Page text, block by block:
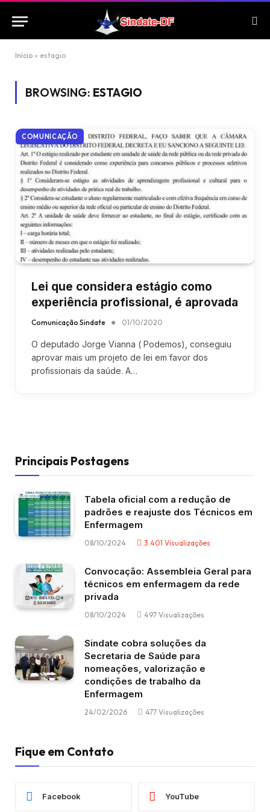
Início » estagio
BROWSING: ESTAGIO
COMUNICAÇÃO
Lei que considera estágio como
experiência profissional, é aprovada
Comunicação Sindate 01/10/2020
O deputado Jorge Vianna ( Podemos), conseguiu
aprovar mais um projeto de lei em favor dos
profissionais da saúde. A…
Principais Postagens
Tabela oficial com a redução de
padrões e reajuste dos Técnicos em
Enfermagem
08/10/2024 3.401 Visualizações
Convocação: Assembleia Geral para
técnicos em enfermagem da rede
privada
08/10/2024 497 Visualizações
Sindate cobra soluções da
Secretaria de Saúde para
nomeações, valorização e
condições de trabalho da
Enfermagem
24/02/2026 477 Visualizações
Fique em Contato
Facebook YouTube